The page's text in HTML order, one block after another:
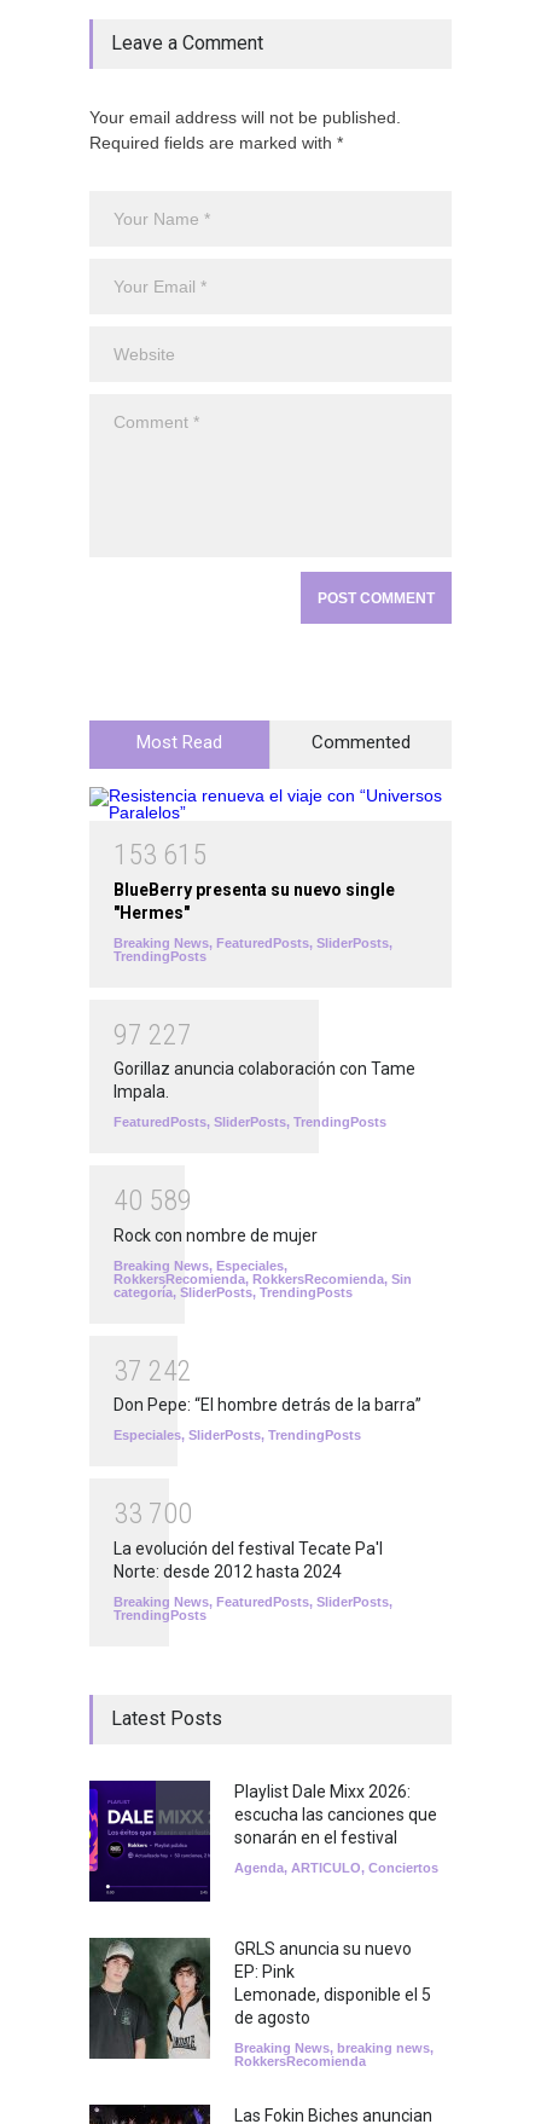
Leave a Comment
Your email address will not be published.
Required fields are marked with *
Most Read Commented
1 53 61 5
BlueBerry presenta su nuevo single
"Hermes"
Breaking News, FeaturedPosts, SliderPosts,
TrendingPosts
97 227
Gorillaz anuncia colaboración con Tame
Impala.
FeaturedPosts, SliderPosts, TrendingPosts
40 589
Rock con nombre de mujer
Breaking News, Especiales,
RokkersRecomienda, RokkersRecomienda, Sin
categoría, SliderPosts, TrendingPosts
37 242
Don Pepe: “El hombre detrás de la barra”
Especiales, SliderPosts, TrendingPosts
33 700
La evolución del festival Tecate Pa'l
Norte: desde 2012 hasta 2024
Breaking News, FeaturedPosts, SliderPosts,
TrendingPosts
Latest Posts
Playlist Dale Mixx 2026:
escucha las canciones que
sonarán en el festival
Agenda, ARTICULO, Conciertos
GRLS anuncia su nuevo
EP: Pink
Lemonade, disponible el 5
de agosto
Breaking News, breaking news,
RokkersRecomienda
Las Fokin Biches anuncian